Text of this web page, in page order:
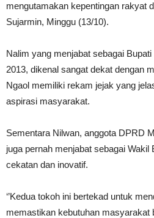
mengutamakan kepentingan rakyat
Sujarmin, Minggu (13/10).
Nalim yang menjabat sebagai
2013, dikenal sangat dekat dengan
Ngaol memiliki rekam jejak yang
aspirasi masyarakat.
Sementara Nilwan, anggota DPRD
juga pernah menjabat sebagai Wakil
cekatan dan inovatif.
‘’Kedua tokoh ini bertekad untuk
memastikan kebutuhan masyarakat